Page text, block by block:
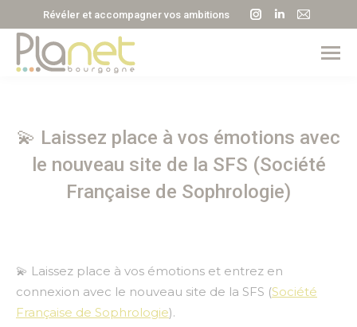
Révéler et accompagner vos ambitions
La
page
Instagram
nouvelle
fenêtre
La
page
LinkedIn
nouvelle
fenêtre
La
page
E-
une
💫 Laissez place à vos émotions avec
le nouveau site de la SFS (Société
Française de Sophrologie)
💫 Laissez place à vos émotions et entrez en
connexion avec le nouveau site de la SFS (Société
Française de Sophrologie).